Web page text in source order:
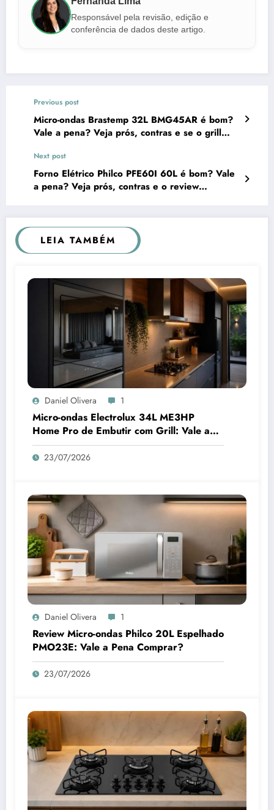
Responsável pela revisão, edição e
conferência de dados deste artigo.
Previous post
Micro-ondas Brastemp 32L BMG45AR é bom?
Vale a pena? Veja prós, contras e se o grill
Next post
Forno Elétrico Philco PFE60I 60L é bom? Vale
a pena? Veja prós, contras e o review
LEIA TAMBÉM
Daniel Olivera 1
Micro-ondas Electrolux 34L ME3HP
Home Pro de Embutir com Grill: Vale a
Pena Comprar?
23/07/2026
Daniel Olivera 1
Review Micro-ondas Philco 20L Espelhado
PMO23E: Vale a Pena Comprar?
23/07/2026